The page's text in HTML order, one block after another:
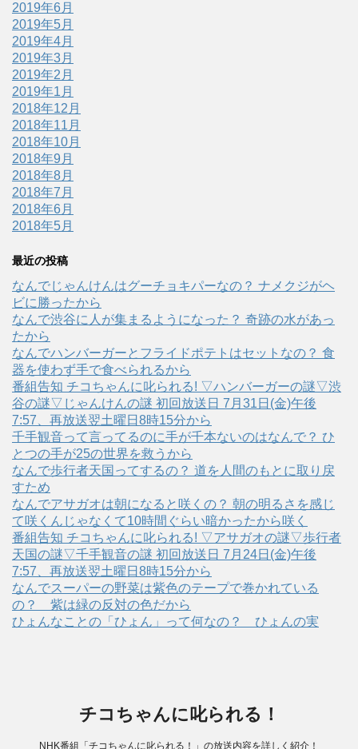
2019年6月
2019年5月
2019年4月
2019年3月
2019年2月
2019年1月
2018年12月
2018年11月
2018年10月
2018年9月
2018年8月
2018年7月
2018年6月
2018年5月
最近の投稿
なんでじゃんけんはグーチョキパーなの？ ナメクジがヘ
ビに勝ったから
なんで渋谷に人が集まるようになった？ 奇跡の水があっ
たから
なんでハンバーガーとフライドポテトはセットなの？ 食
器を使わず手で食べられるから
番組告知 チコちゃんに叱られる! ▽ハンバーガーの謎▽渋
谷の謎▽じゃんけんの謎 初回放送日 7月31日(金)午後
7:57、再放送翌土曜日8時15分から
千手観音って言ってるのに手が千本ないのはなんで？ ひ
とつの手が25の世界を救うから
なんで歩行者天国ってするの？ 道を人間のもとに取り戻
すため
なんでアサガオは朝になると咲くの？ 朝の明るさを感じ
て咲くんじゃなくて10時間ぐらい暗かったから咲く
番組告知 チコちゃんに叱られる! ▽アサガオの謎▽歩行者
天国の謎▽千手観音の謎 初回放送日 7月24日(金)午後
7:57、再放送翌土曜日8時15分から
なんでスーパーの野菜は紫色のテープで巻かれている
の？ 紫は緑の反対の色だから
ひょんなことの「ひょん」って何なの？ ひょんの実
チコちゃんに叱られる！
NHK番組「チコちゃんに叱られる！」の放送内容を詳しく紹介！